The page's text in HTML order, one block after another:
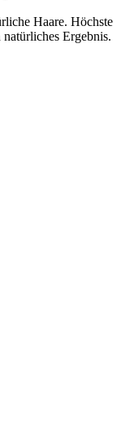
Haare. Höchste
Ergebnis.